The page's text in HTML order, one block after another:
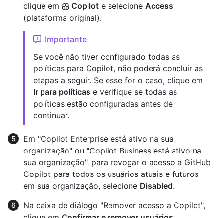
clique em
Copilot e selecione Access
(plataforma original).
Importante
Se você não tiver configurado todas as
políticas para Copilot, não poderá concluir as
etapas a seguir. Se esse for o caso, clique em
Ir para políticas e verifique se todas as
políticas estão configuradas antes de
continuar.
Em "Copilot Enterprise está ativo na sua
organização" ou "Copilot Business está ativo na
sua organização", para revogar o acesso a GitHub
Copilot para todos os usuários atuais e futuros
em sua organização, selecione Disabled.
Na caixa de diálogo "Remover acesso a Copilot",